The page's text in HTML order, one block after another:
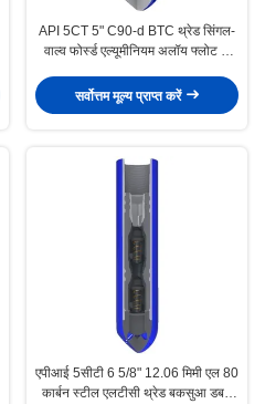
API 5CT 5" C90-d BTC थ्रेड सिंगल-
वाल्व फोर्स्ड एल्यूमीनियम अलॉय फ्लोट शू
संचालन के लिए समर्पित
सर्वोत्तम मूल्य प्राप्त करें
एपीआई 5सीटी 6 5/8" 12.06 मिमी एल 80
कार्बन स्टील एलटीसी थ्रेड बकसुआ डबल